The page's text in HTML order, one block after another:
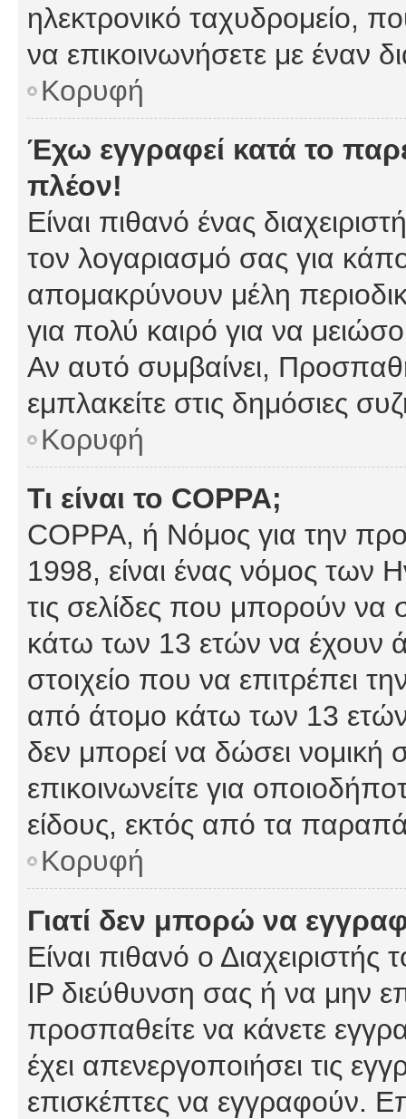
ηλεκτρονικό ταχυδρομείο,
να επικοινωνήσετε με έναν
Κορυφή
Έχω εγγραφεί κατά το
πλέον!
Είναι πιθανό ένας
τον λογαριασμό σας για
απομακρύνουν μέλη
για πολύ καιρό για να
Αν αυτό συμβαίνει,
εμπλακείτε στις δημόσιες
Κορυφή
Τι είναι το COPPA;
COPPA, ή Νόμος για την
1998, είναι ένας νόμος των
τις σελίδες που μπορούν να
κάτω των 13 ετών να έχουν
στοιχείο που να επιτρέπει
από άτομο κάτω των 13
δεν μπορεί να δώσει νομική
επικοινωνείτε για
είδους, εκτός από τα
Κορυφή
Γιατί δεν μπορώ να
Είναι πιθανό ο
IP διεύθυνση σας ή να μην
προσπαθείτε να κάνετε
έχει απενεργοποιήσει τις
επισκέπτες να εγγραφούν.